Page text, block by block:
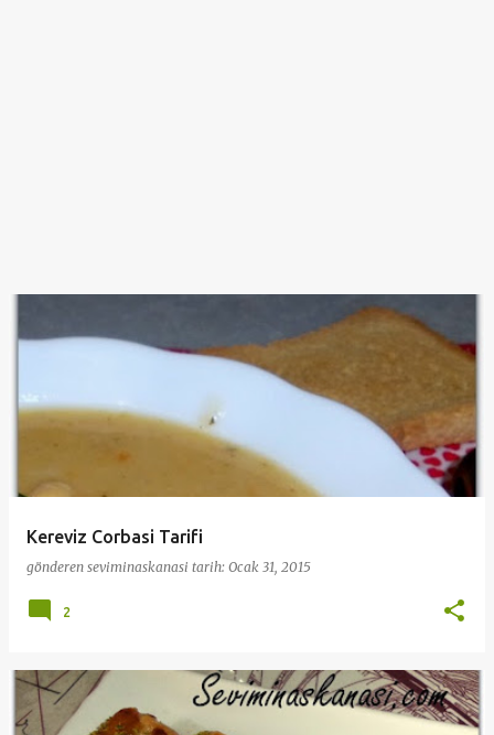
Kereviz Corbasi Tarifi
gönderen seviminaskanasi tarih: Ocak 31, 2015
2